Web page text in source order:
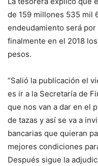
de 159 millones 535 mil
endeudamiento será
finalmente en el 2018
pesos.
“Salió la publicación el
es ir a la Secretaría de
que nos van a dar en el
de tazas y así se va a
bancarias que quieran
mejores condiciones
Después sigue la